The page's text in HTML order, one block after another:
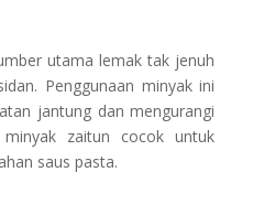
utama lemak tak jenuh
Penggunaan minyak ini
jantung dan mengurangi
zaitun cocok untuk
saus pasta.